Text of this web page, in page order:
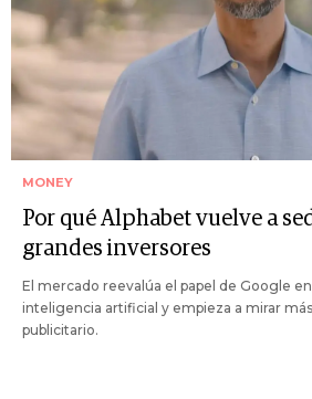
MONEY
Por qué Alphabet vuelve a
grandes inversores
El mercado reevalúa el papel de Google
inteligencia artificial y empieza a mirar
publicitario.